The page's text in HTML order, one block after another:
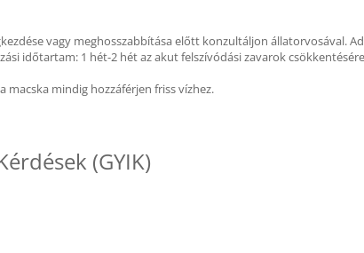
vagy meghosszabbítása előtt konzultáljon állatorvosával.
időtartam: 1 hét-2 hét az akut felszívódási zavarok
macska mindig hozzáférjen friss vízhez.
(GYIK)